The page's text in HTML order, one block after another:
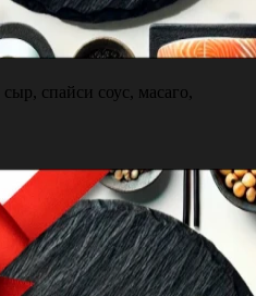
спайси соус, масаго,